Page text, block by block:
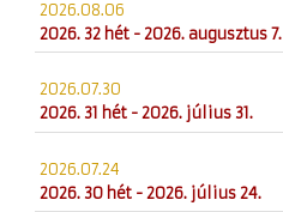
2026.08.06
2026. 32 hét - 2026. augusztus 7.
2026.07.30
2026. 31 hét - 2026. július 31.
2026.07.24
2026. 30 hét - 2026. július 24.